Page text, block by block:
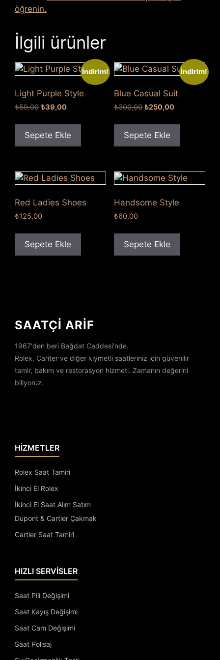
öğrenin.
İlgili ürünler
İndirim!
Light Purple Style
₺59,00 Orijinal
₺59,00.
₺39,00Şu
fiyat:
₺39,00.
Sepete Ekle
İndirim!
Blue Casual Suit
₺300,00 Orijinal
₺300,00.
₺250,00Şu
fiyat:
Sepete Ekle
Red Ladies Shoes
₺125,00
Sepete Ekle
Handsome Style
₺60,00
Sepete Ekle
SAATÇİ ARİF
1967'den beri Bağdat Caddesi'nde.
Rolex, Cariter ve diğer kıymetli saatleriniz için güvenilir
tamir, bakım ve restorasyon hizmeti. Zamanın değerini
biliyoruz.
HİZMETLER
Rolex Saat Tamiri
İkinci El Rolex
İkinci El Saat Alım Satım
Dupont & Cartier Çakmak
Cartier Saat Tamiri
HIZLI SERVİSLER
Saat Pili Değişimi
Saat Kayış Değişimi
Saat Cam Değişimi
Saat Polisaj